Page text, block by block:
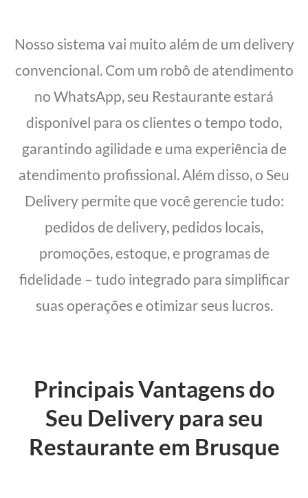
Nosso sistema vai muito além de um delivery
convencional. Com um robô de atendimento
no WhatsApp, seu Restaurante estará
disponível para os clientes o tempo todo,
garantindo agilidade e uma experiência de
atendimento profissional. Além disso, o Seu
Delivery permite que você gerencie tudo:
pedidos de delivery, pedidos locais,
promoções, estoque, e programas de
fidelidade – tudo integrado para simplificar
suas operações e otimizar seus lucros.
Principais Vantagens do
Seu Delivery para seu
Restaurante em Brusque